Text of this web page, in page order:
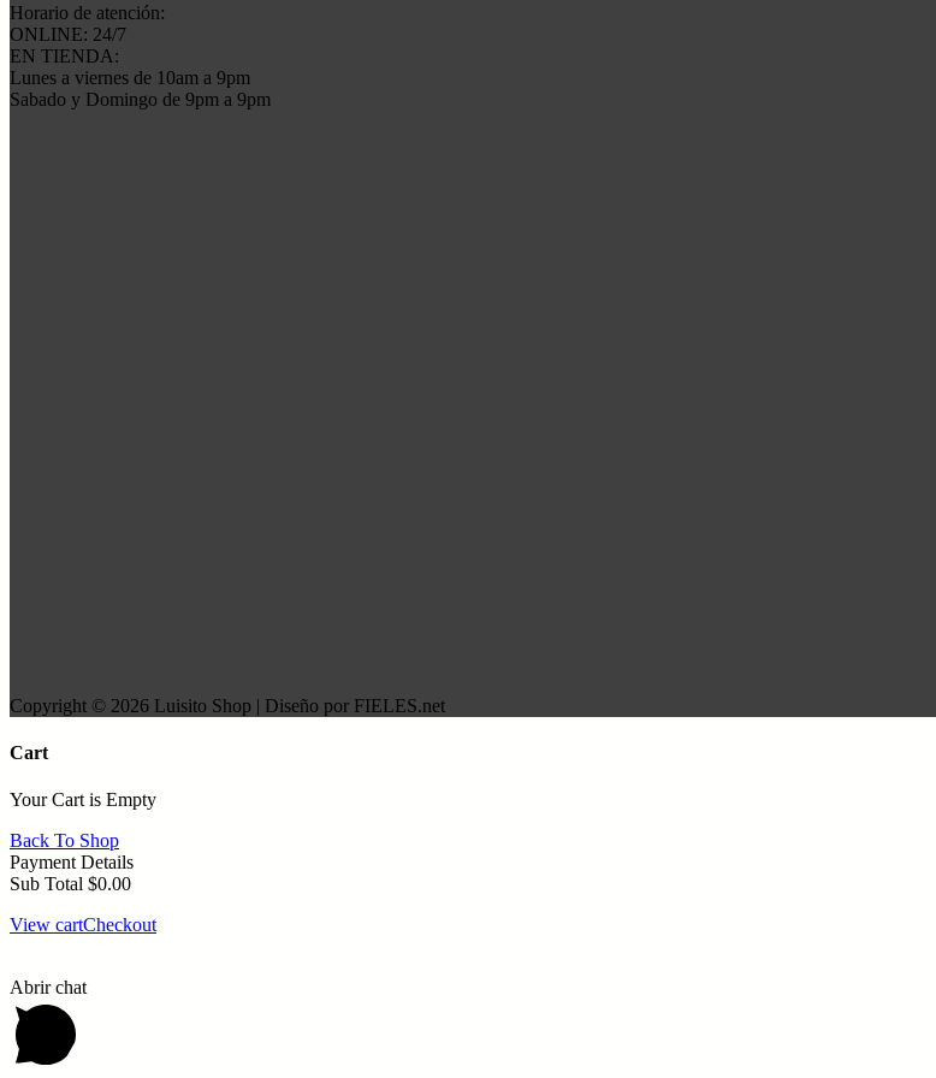
Horario de atención:
ONLINE: 24/7
EN TIENDA:
Lunes a viernes de 10am a 9pm
Sabado y Domingo de 9pm a 9pm
Copyright © 2026 Luisito Shop | Diseño por FIELES.net
Cart
Your Cart is Empty
Back To Shop
Payment Details
Sub Total $0.00
View cartCheckout
Abrir chat